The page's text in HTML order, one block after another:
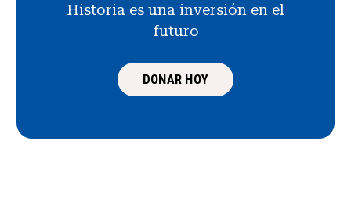
Historia es una inversión en el
futuro
DONAR HOY